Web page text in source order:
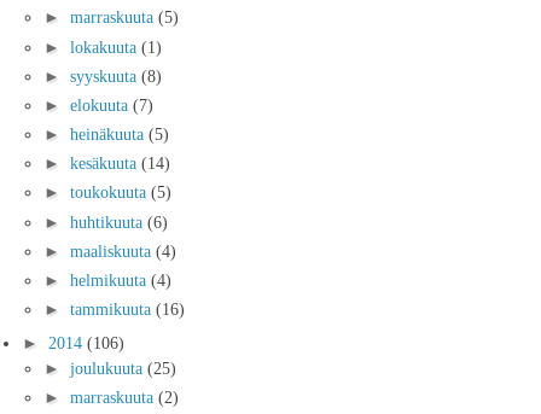
► marraskuuta (5)
► lokakuuta (1)
► syyskuuta (8)
► elokuuta (7)
► heinäkuuta (5)
► kesäkuuta (14)
► toukokuuta (5)
► huhtikuuta (6)
► maaliskuuta (4)
► helmikuuta (4)
► tammikuuta (16)
► 2014 (106)
► joulukuuta (25)
► marraskuuta (2)